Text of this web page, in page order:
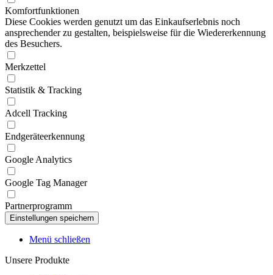
Komfortfunktionen
Diese Cookies werden genutzt um das Einkaufserlebnis noch
ansprechender zu gestalten, beispielsweise für die Wiedererkennung
des Besuchers.
Merkzettel
Statistik & Tracking
Adcell Tracking
Endgeräteerkennung
Google Analytics
Google Tag Manager
Partnerprogramm
Menü schließen
Unsere Produkte